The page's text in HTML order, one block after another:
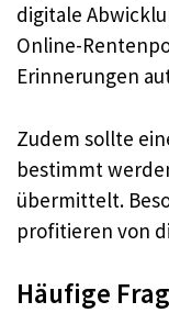
digitale
Online-
Erinnerungen
Zudem sollte
bestimmt
übermittelt.
profitieren von
Häufige